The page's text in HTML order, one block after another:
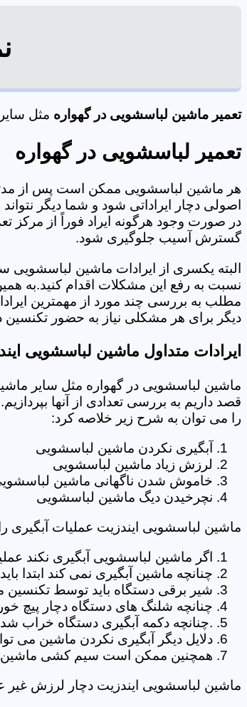
تعمیر ماشین لباسشویی در گهواره مثل
تعمیر لباسشویی در گهواره
هر ماشین لباسشویی ممکن است پس از
اصولی دچار ایراداتی شود و شما دیگر
در صورت وجود هرگونه ایراد فوراً از مرکز
گسترش آسیب جلوگیری شود.
البته یکسری از ایرادات ماشین لباسشویی
نسبت به رفع این مشکلات اقدام کنید.به
مطلب به بررسی چند مورد از مهمترین
دیگر برای هر مشکلی نیاز به حضور تکنسین در منزل نداشته
ایرادات متداول ماشین لباسشویی
ماشین لباسشویی در گهواره مثل سایر
قصد داریم به بررسی تعدادی از آنها
را می توان به شرح زیر خلاصه کرد:
آبگیری نکردن ماشین لباسشویی
لرزش زیاد ماشین لباسشویی
خاموش شدن ناگهانی ماشین
نچرخیدن دیگ ماشین لباسشویی
ماشین لباسشویی ایندزیت عملیات آبگیری
اگر ماشین لباسشویی آبگیری نکند
چنانچه ماشین آبگیری نمی کند
شیر برقی دستگاه باید توسط
چنانچه شلنگ های دستگاه دچار پیچ
.چنانچه دکمه آبگیری دستگاه خراب
دلایل دیگر آبگیری نکردن ماشین می
همچنین ممکن است سیم کشی ماشین
ماشین لباسشویی ایندزیت دچار لرزش